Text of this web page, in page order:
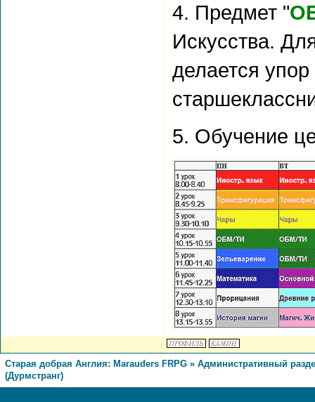
4. Предмет "
Искусства.
делается
5. Обучение
Старая добрая Англия: Marauders FRPG » Административный
(Дурмстранг)